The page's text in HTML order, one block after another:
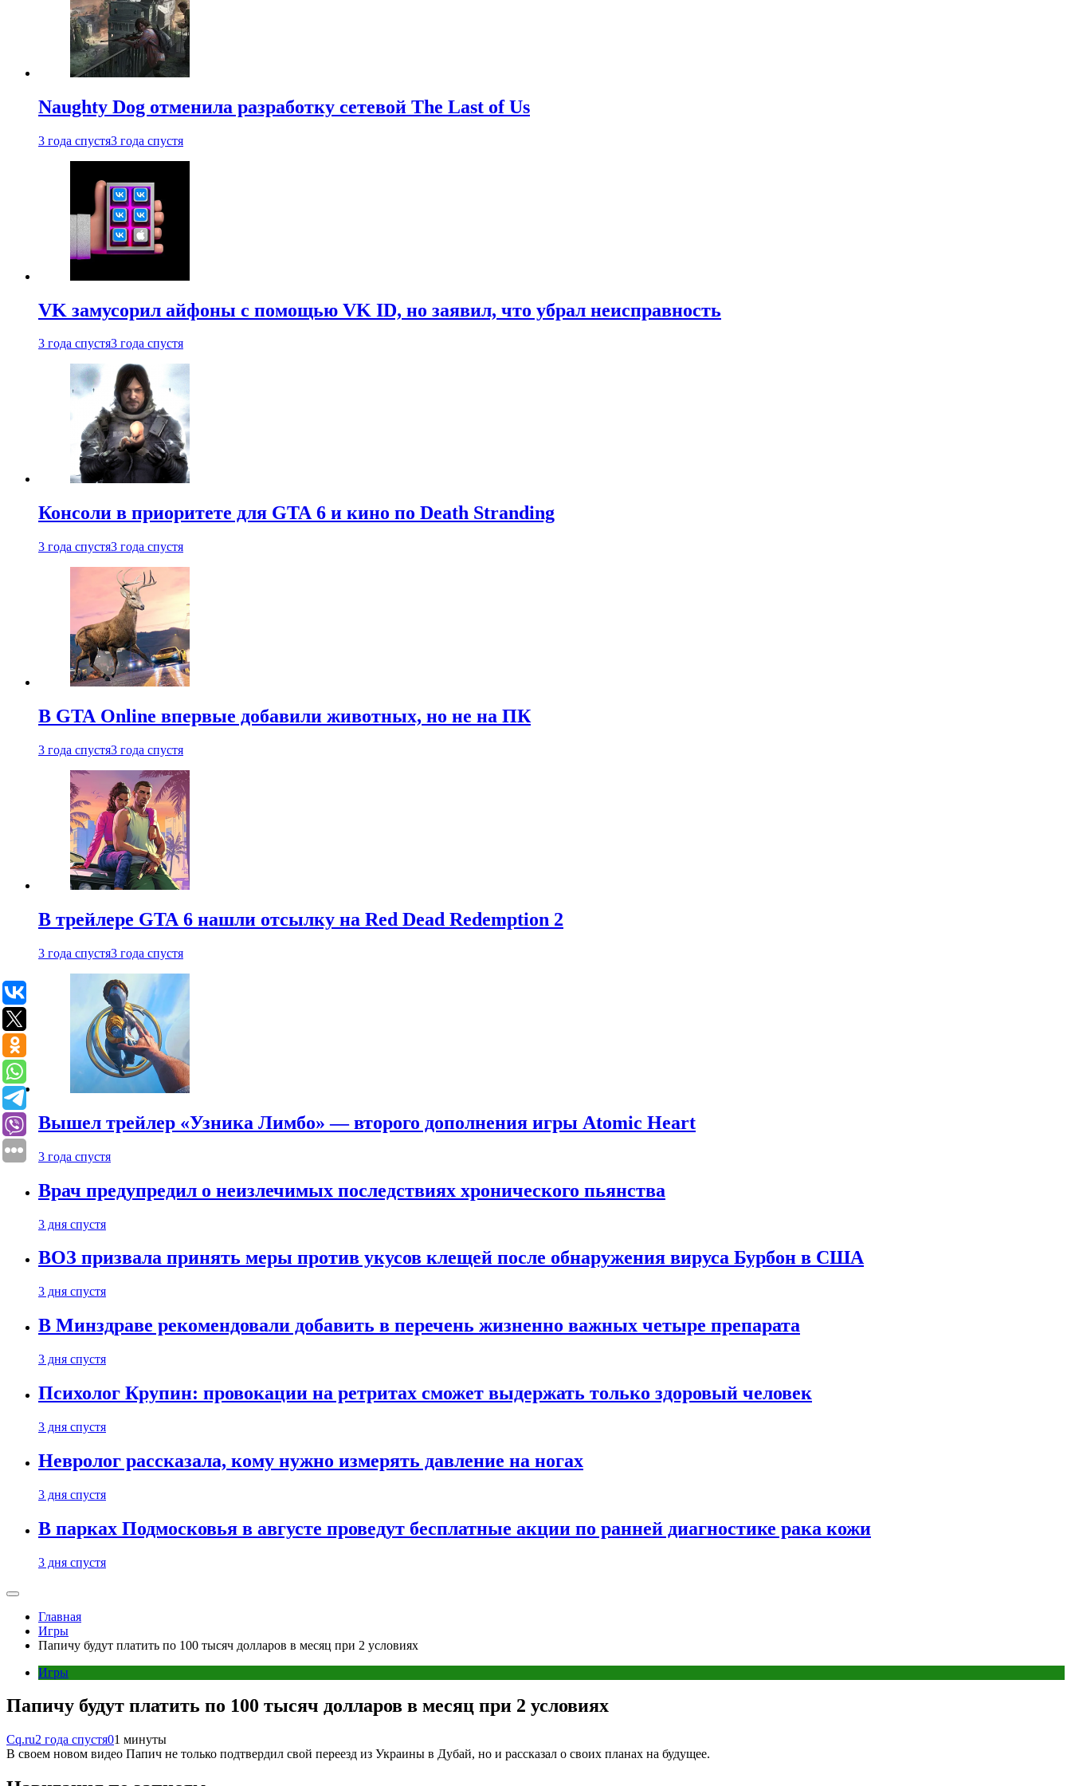
Naughty Dog отменила разработку сетевой The Last of Us
3 года спустя3 года спустя
VK замусорил айфоны с помощью VK ID, но заявил, что убрал неисправность
3 года спустя3 года спустя
Консоли в приоритете для GTA 6 и кино по Death Stranding
3 года спустя3 года спустя
В GTA Online впервые добавили животных, но не на ПК
3 года спустя3 года спустя
В трейлере GTA 6 нашли отсылку на Red Dead Redemption 2
3 года спустя3 года спустя
Вышел трейлер «Узника Лимбо» — второго дополнения игры Atomic Heart
3 года спустя
Врач предупредил о неизлечимых последствиях хронического пьянства
3 дня спустя
ВОЗ призвала принять меры против укусов клещей после обнаружения вируса Бурбон в США
3 дня спустя
В Минздраве рекомендовали добавить в перечень жизненно важных четыре препарата
3 дня спустя
Психолог Крупин: провокации на ретритах сможет выдержать только здоровый человек
3 дня спустя
Невролог рассказала, кому нужно измерять давление на ногах
3 дня спустя
В парках Подмосковья в августе проведут бесплатные акции по ранней диагностике рака кожи
3 дня спустя
Главная
Игры
Папичу будут платить по 100 тысяч долларов в месяц при 2 условиях
Игры
Папичу будут платить по 100 тысяч долларов в месяц при 2 условиях
Cq.ru2 года спустя01 минуты
В своем новом видео Папич не только подтвердил свой переезд из Украины в Дубай, но и рассказал о своих планах на будущее.